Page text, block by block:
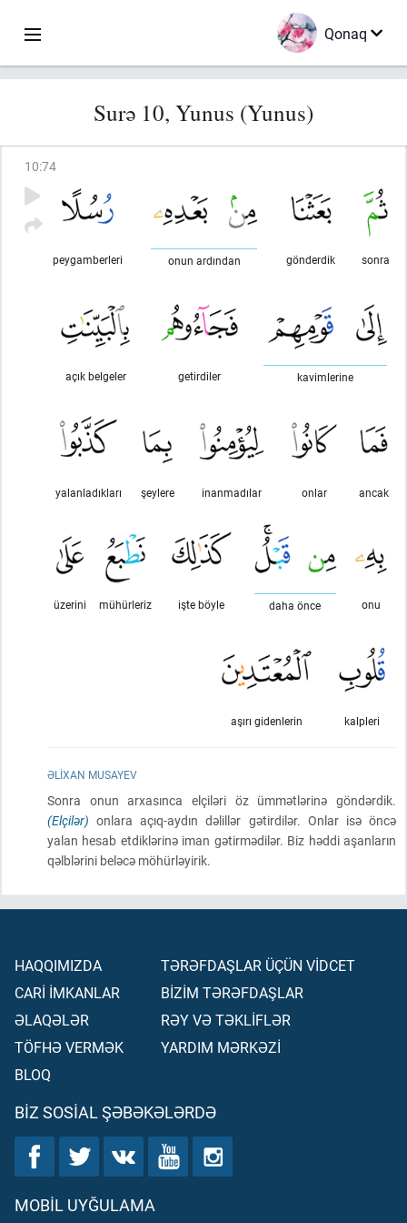
Qonaq
Surə 10, Yunus (Yunus)
10:74
sonra
gönderdik
onun ardından
peygamberleri
kavimlerine
getirdiler
açık belgeler
ancak
onlar
inanmadılar
şeylere
yalanladıkları
onu
daha önce
işte böyle
mühürleriz
üzerini
kalpleri
aşırı gidenlerin
ƏLIXAN MUSAYEV
Sonra onun arxasınca elçiləri öz ümmətlərinə göndərdik.
(Elçilər) onlara açıq-aydın dəlillər gətirdilər. Onlar isə öncə
yalan hesab etdiklərinə iman gətirmədilər. Biz həddi aşanların
qəlblərini beləcə möhürləyirik.
HAQQIMIZDA
CARİ İMKANLAR
ƏLAQƏLƏR
TÖFHƏ VERMƏK
BLOQ
TƏRƏFDAŞLAR ÜÇÜN VİDCET
BİZİM TƏRƏFDAŞLAR
RƏY VƏ TƏKLİFLƏR
YARDIM MƏRKƏZİ
BIZ SOSIAL ŞƏBƏKƏLƏRDƏ
MOBIL UYĞULAMA